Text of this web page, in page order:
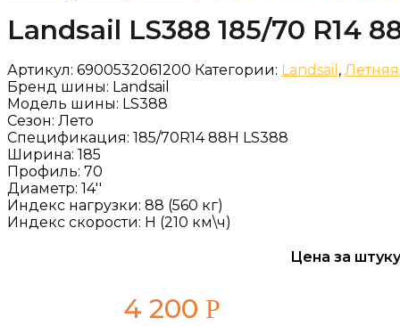
Landsail LS388 185/70 R14
Артикул: 6900532061200 Категории: Landsail , Летняя
Бренд шины: Landsail
Модель шины: LS388
Сезон: Лето
Спецификация: 185/70R14 88H LS388
Ширина: 185
Профиль: 70
Диаметр: 14''
Индекс нагрузки: 88 (560 кг)
Индекс скорости: H (210 км\ч)
Цена за
4 200 Р